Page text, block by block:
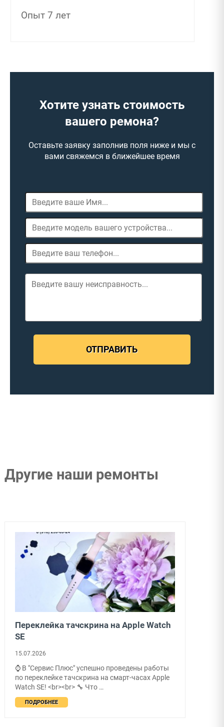
Опыт 7 лет
Хотите узнать стоимость
вашего ремона?
Оставьте заявку заполнив поля ниже и мы с
вами свяжемся в ближейшее время
ОТПРАВИТЬ
Другие наши ремонты
Переклейка тачскрина на Apple Watch
SE
15.07.2026
⌚ В "Сервис Плюс" успешно проведены работы
по переклейке тачскрина на смарт-часах Apple
Watch SE! <br><br> 🔧 Что …
ПОДРОБНЕЕ